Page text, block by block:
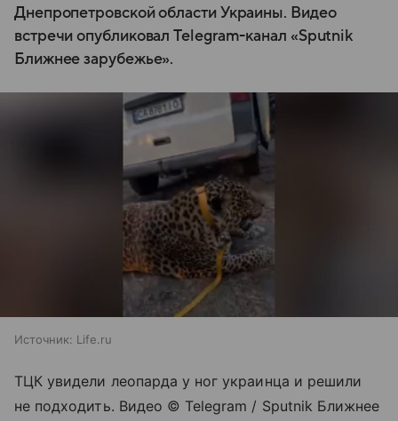
Днепропетровской области Украины. Видео
встречи опубликовал Telegram-канал «Sputnik
Ближнее зарубежье».
Источник: Life.ru
ТЦК увидели леопарда у ног украинца и решили
не подходить. Видео © Telegram / Sputnik Ближнее